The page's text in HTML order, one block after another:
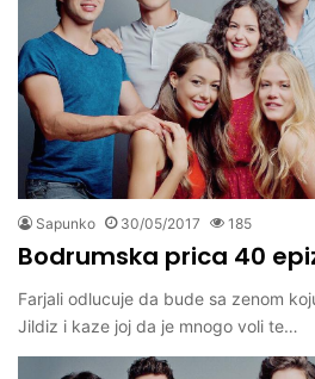
Sapunko 30/05/2017 185
Bodrumska prica 40
Farjali odlucuje da bude sa zenom
Jildiz i kaze joj da je mnogo voli te…